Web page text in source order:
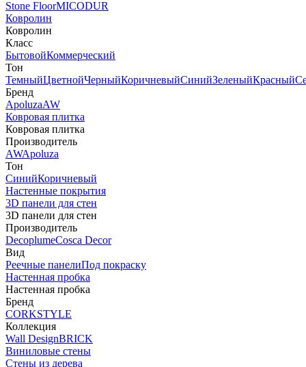
Stone FloorMICODUR
Ковролин
Ковролин
Класс
БытовойКоммерческий
Тон
ТемныйЦветнойЧерныйКоричневыйСинийЗеленыйКрасный
Бренд
ApoluzaAW
Ковровая плитка
Ковровая плитка
Производитель
AWApoluza
Тон
СинийКоричневый
Настенные покрытия
3D панели для стен
3D панели для стен
Производитель
DecoplumeCosca Decor
Вид
Реечные панелиПод покраску
Настенная пробка
Настенная пробка
Бренд
CORKSTYLE
Коллекция
Wall DesignBRICK
Виниловые стены
Стены из дерева